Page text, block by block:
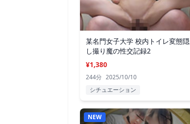
某名門女子大学 校内トイレ変態隠
し撮り魔の性交記録2
¥1,380
244分 2025/10/10
シチュエーション
NEW